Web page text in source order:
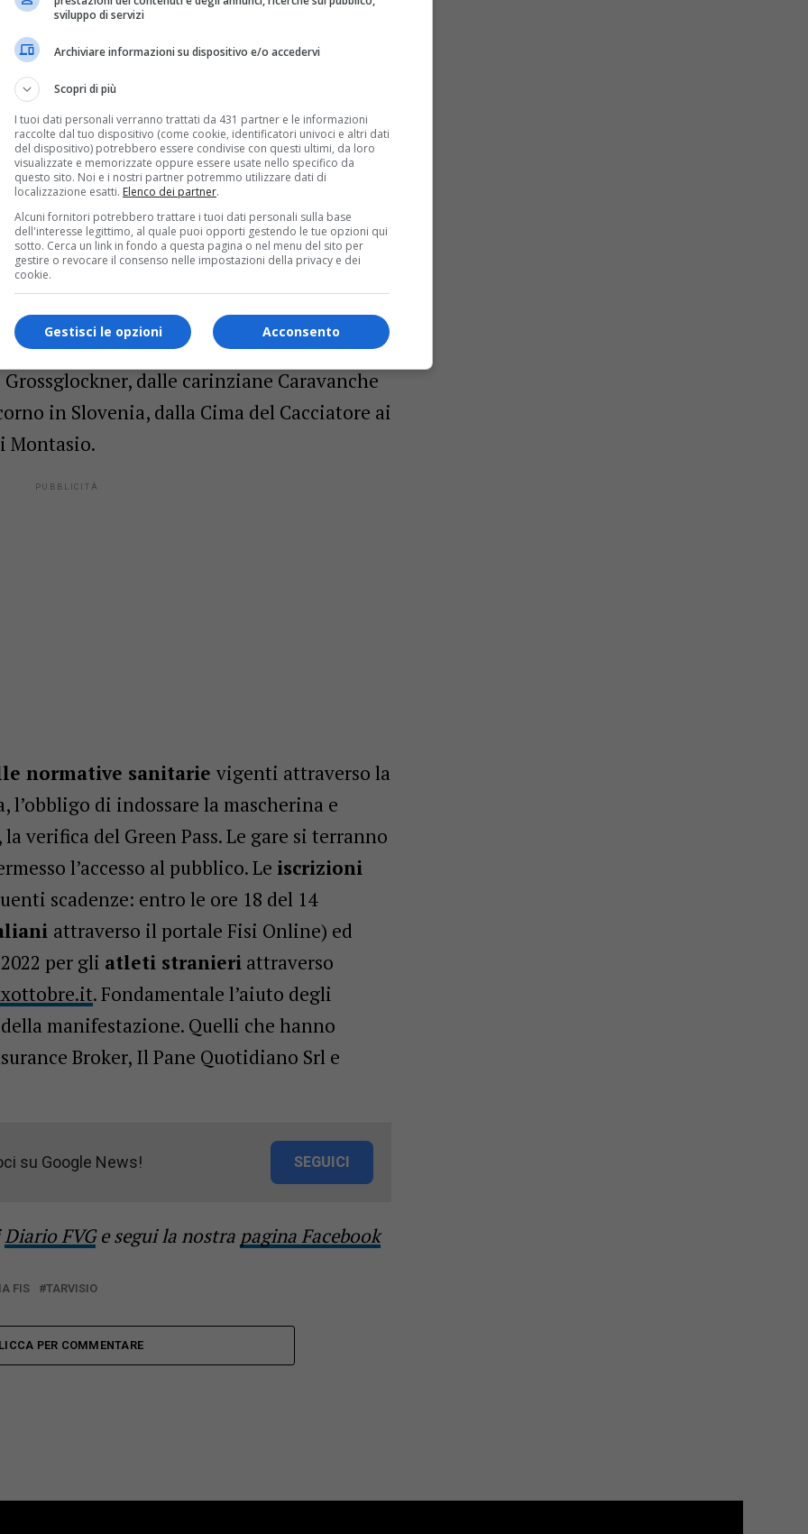
2004 e 2005).
la serie di eventi sciistici organizzati sul
del Friuli Venezia Giulia, che ospita anche
il 13 e 14 gennaio 2022. La pista
”, la regina delle piste delle Alpi
dell’intero arco alpino, che deve il
Artico Di Prampero. Oltre che per
per la bellezza del paesaggio che offre: il
in posizione dominante dell’intera
Dalla sua cima si può osservare uno
Alpi: dalle Dolomiti Cadorine e dalle Alpi
dalle carinziane Caravanche
in Slovenia, dalla Cima del Cacciatore ai
Montasio.
normative sanitarie vigenti attraverso la
l’obbligo di indossare la mascherina e
verifica del Green Pass. Le gare si terranno
l’accesso al pubblico. Le iscrizioni
scadenze: entro le ore 18 del 14
attraverso il portale Fisi Online) ed
per gli atleti stranieri attraverso
. Fondamentale l’aiuto degli
manifestazione. Quelli che hanno
Broker, Il Pane Quotidiano Srl e
su Google News! SEGUICI
Diario FVGe segui la nostra pagina Facebook
FIS TARVISIO
PER COMMENTARE
sviluppo di servizi
Archiviare informazioni su dispositivo e/o accedervi
Scopri di più
I tuoi dati personali verranno trattati da 431 partner e le informazioni
raccolte dal tuo dispositivo (come cookie, identificatori univoci e altri dati
del dispositivo) potrebbero essere condivise con questi ultimi, da loro
visualizzate e memorizzate oppure essere usate nello specifico da
questo sito. Noi e i nostri partner potremmo utilizzare dati di
localizzazione esatti. Elenco dei partner.
Alcuni fornitori potrebbero trattare i tuoi dati personali sulla base
dell'interesse legittimo, al quale puoi opporti gestendo le tue opzioni qui
sotto. Cerca un link in fondo a questa pagina o nel menu del sito per
gestire o revocare il consenso nelle impostazioni della privacy e dei
cookie.
Acconsento
Gestisci le opzioni